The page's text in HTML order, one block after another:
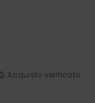
Acquisto verificato